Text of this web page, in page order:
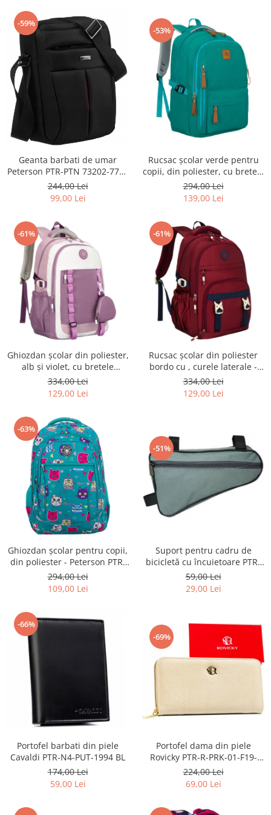
-59%
Geanta barbati de umar
Peterson PTR-PTN 73202-7738
BL
244,00 Lei
99,00 Lei
-53%
Rucsac școlar verde pentru
copii, din poliester, cu bretele
reglabile - Peterson PTR-PTN
BHX-01-9259 Gree
294,00 Lei
139,00 Lei
-61%
Ghiozdan școlar din poliester,
alb și violet, cu bretele
reglabile - Peterson PTR-PTN
8603-1303 PURPLE
334,00 Lei
129,00 Lei
-61%
Rucsac școlar din poliester
bordo cu , curele laterale -
Peterson PTR-PTN 8594-1402
BORDO
334,00 Lei
129,00 Lei
-63%
Ghiozdan școlar pentru copii,
din poliester - Peterson PTR-
PTN BIEDRONKA G28
294,00 Lei
109,00 Lei
-51%
Suport pentru cadru de
bicicletă cu încuietoare PTR-
AR-S-101
59,00 Lei
29,00 Lei
-66%
Portofel barbati din piele
Cavaldi PTR-N4-PUT-1994 BL
174,00 Lei
59,00 Lei
-69%
Portofel dama din piele
Rovicky PTR-R-PRK-01-F19-
2757 BE
224,00 Lei
69,00 Lei